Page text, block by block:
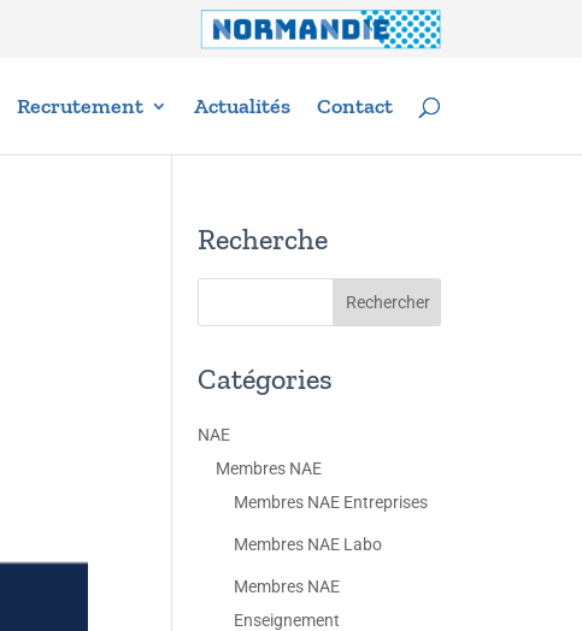
Recrutement Actualités Contact
Recherche
Catégories
NAE
Membres NAE
Membres NAE Entreprises
Membres NAE Labo
Membres NAE
Enseignement